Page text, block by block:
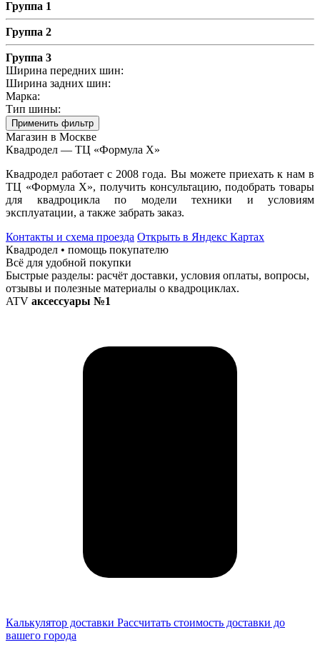
Группа 1
Группа 2
Группа 3
Ширина передних шин:
Ширина задних шин:
Марка:
Тип шины:
Применить фильтр
Магазин в Москве
Квадродел — ТЦ «Формула Х»
Квадродел работает с 2008 года. Вы можете приехать к нам в
ТЦ «Формула Х», получить консультацию, подобрать товары
для квадроцикла по модели техники и условиям
эксплуатации, а также забрать заказ.
Контакты и схема проезда Открыть в Яндекс Картах
Квадродел • помощь покупателю
Всё для удобной покупки
Быстрые разделы: расчёт доставки, условия оплаты, вопросы,
отзывы и полезные материалы о квадроциклах.
ATV аксессуары №1
Калькулятор доставки Рассчитать стоимость доставки до
вашего города